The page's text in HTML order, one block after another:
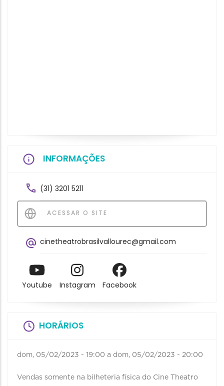
INFORMAÇÕES
(31) 3201 5211
ACESSAR O SITE
cinetheatrobrasilvallourec@gmail.com
Youtube Instagram Facebook
HORÁRIOS
dom, 05/02/2023 - 19:00 a dom, 05/02/2023 - 20:00
Vendas somente na bilheteria física do Cine Theatro